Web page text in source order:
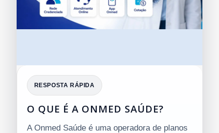
RESPOSTA RÁPIDA
O QUE É A ONMED SAÚDE?
A Onmed Saúde é uma operadora de planos